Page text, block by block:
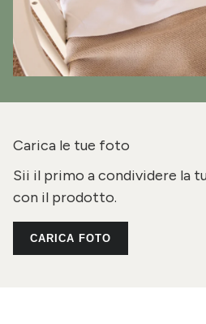
Carica le tue foto
Sii il primo a condividere la
con il prodotto.
CARICA FOTO